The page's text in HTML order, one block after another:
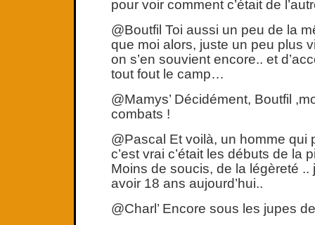
pour voir comment c’était de
@Boutfil Toi aussi un peu de la
que moi alors, juste un peu plus
on s’en souvient encore.. et
tout fout le camp…
@Mamys’ Décidément, Boutfil
combats !
@Pascal Et voilà, un homme qui
c’est vrai c’était les débuts de la
Moins de soucis, de la légèreté
avoir 18 ans aujourd’hui..
@Charl’ Encore sous les jupes